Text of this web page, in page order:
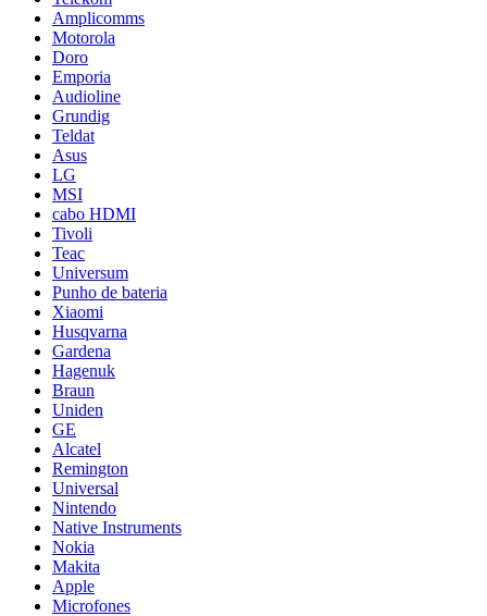
Amplicomms
Motorola
Doro
Emporia
Audioline
Grundig
Teldat
Asus
LG
MSI
cabo HDMI
Tivoli
Teac
Universum
Punho de bateria
Xiaomi
Husqvarna
Gardena
Hagenuk
Braun
Uniden
GE
Alcatel
Remington
Universal
Nintendo
Native Instruments
Nokia
Makita
Apple
Microfones